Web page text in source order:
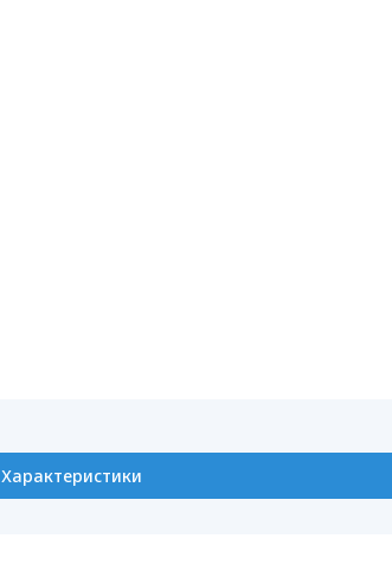
Характеристики